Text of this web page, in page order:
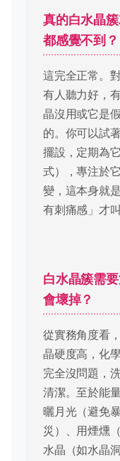
真的白水晶
都感覺不到？
這完全正常。
有人聽力好，
晶沒用或它是
的。你可以試
擺設，定期為
式），專注於
變，這本身就
有刺痛感」才叫
白水晶簇需
會壞掉？
從實務角度看
晶硬度高，化
完全沒問題，
清潔。至於能
曬月光（避免
災）、用煙燻
水晶（如水晶